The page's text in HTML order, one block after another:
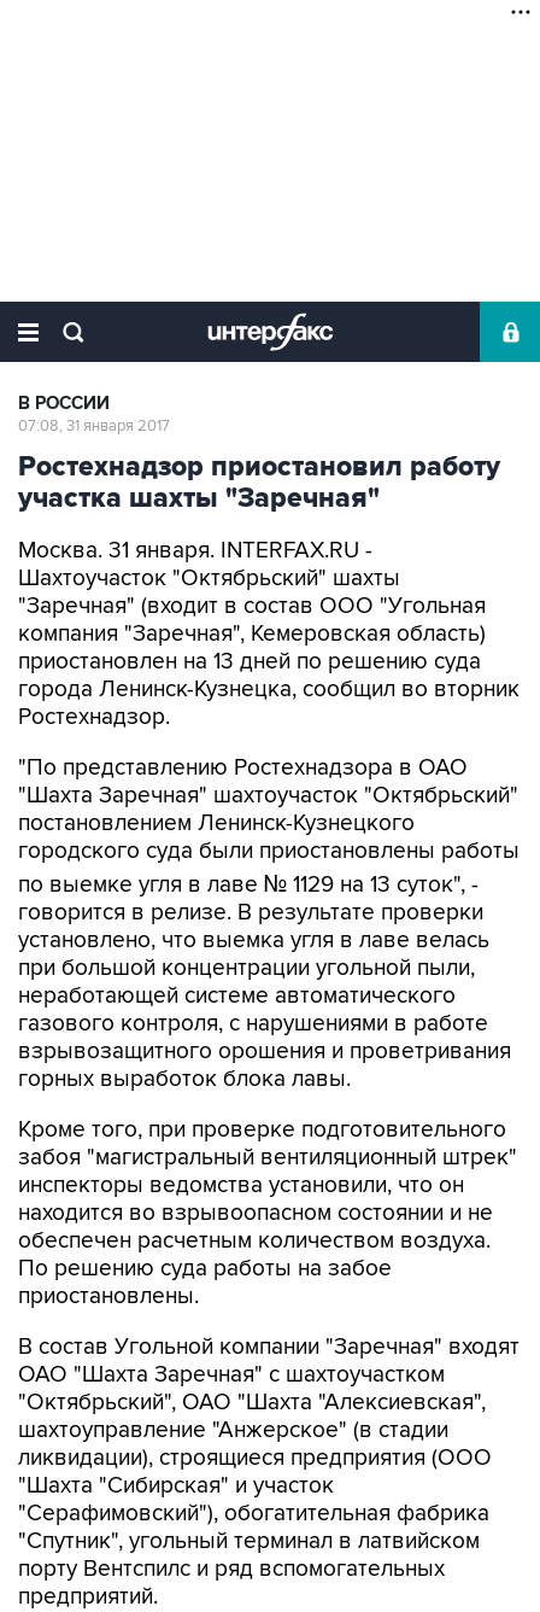
В РОССИИ
07:08, 31 января 2017
Ростехнадзор приостановил работу
участка шахты "Заречная"
Москва. 31 января. INTERFAX.RU -
Шахтоучасток "Октябрьский" шахты
"Заречная" (входит в состав ООО "Угольная
компания "Заречная", Кемеровская область)
приостановлен на 13 дней по решению суда
города Ленинск-Кузнецка, сообщил во вторник
Ростехнадзор.
"По представлению Ростехнадзора в ОАО
"Шахта Заречная" шахтоучасток "Октябрьский"
постановлением Ленинск-Кузнецкого
городского суда были приостановлены работы
по выемке угля в лаве № 1129 на 13 суток", -
говорится в релизе. В результате проверки
установлено, что выемка угля в лаве велась
при большой концентрации угольной пыли,
неработающей системе автоматического
газового контроля, с нарушениями в работе
взрывозащитного орошения и проветривания
горных выработок блока лавы.
Кроме того, при проверке подготовительного
забоя "магистральный вентиляционный штрек"
инспекторы ведомства установили, что он
находится во взрывоопасном состоянии и не
обеспечен расчетным количеством воздуха.
По решению суда работы на забое
приостановлены.
В состав Угольной компании "Заречная" входят
ОАО "Шахта Заречная" с шахтоучастком
"Октябрьский", ОАО "Шахта "Алексиевская",
шахтоуправление "Анжерское" (в стадии
ликвидации), строящиеся предприятия (ООО
"Шахта "Сибирская" и участок
"Серафимовский"), обогатительная фабрика
"Спутник", угольный терминал в латвийском
порту Вентспилс и ряд вспомогательных
предприятий.